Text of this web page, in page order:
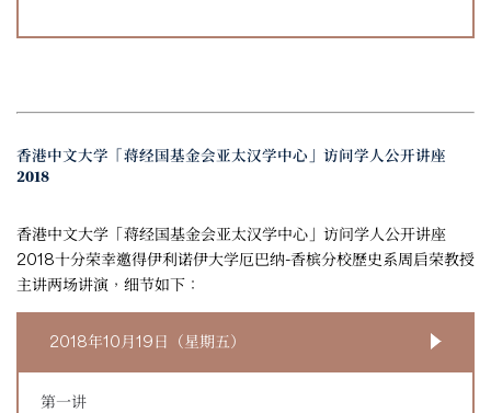
香港中文大学「蒋经国基金会亚太汉学中心」访问学人公开讲座
2018
香港中文大学「蒋经国基金会亚太汉学中心」访问学人公开讲座
2018十分荣幸邀得伊利诺伊大学厄巴纳-香槟分校歷史系周启荣教授
主讲两场讲演，细节如下：
2018年10月19日（星期五）
第一讲